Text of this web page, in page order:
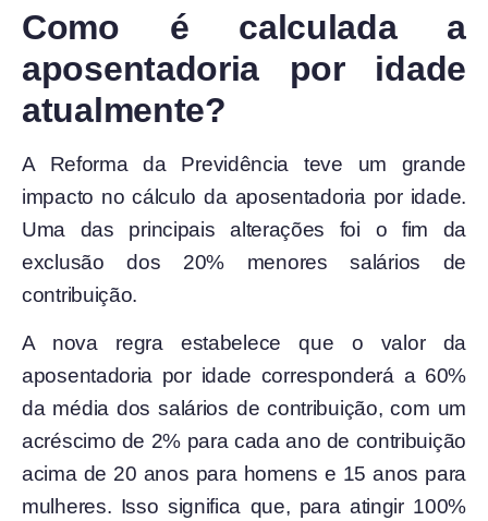
Como é calculada a
aposentadoria por idade
atualmente?
A Reforma da Previdência teve um grande
impacto no cálculo da aposentadoria por idade.
Uma das principais alterações foi o fim da
exclusão dos 20% menores salários de
contribuição.
A nova regra estabelece que o valor da
aposentadoria por idade corresponderá a 60%
da média dos salários de contribuição, com um
acréscimo de 2% para cada ano de contribuição
acima de 20 anos para homens e 15 anos para
mulheres. Isso significa que, para atingir 100%